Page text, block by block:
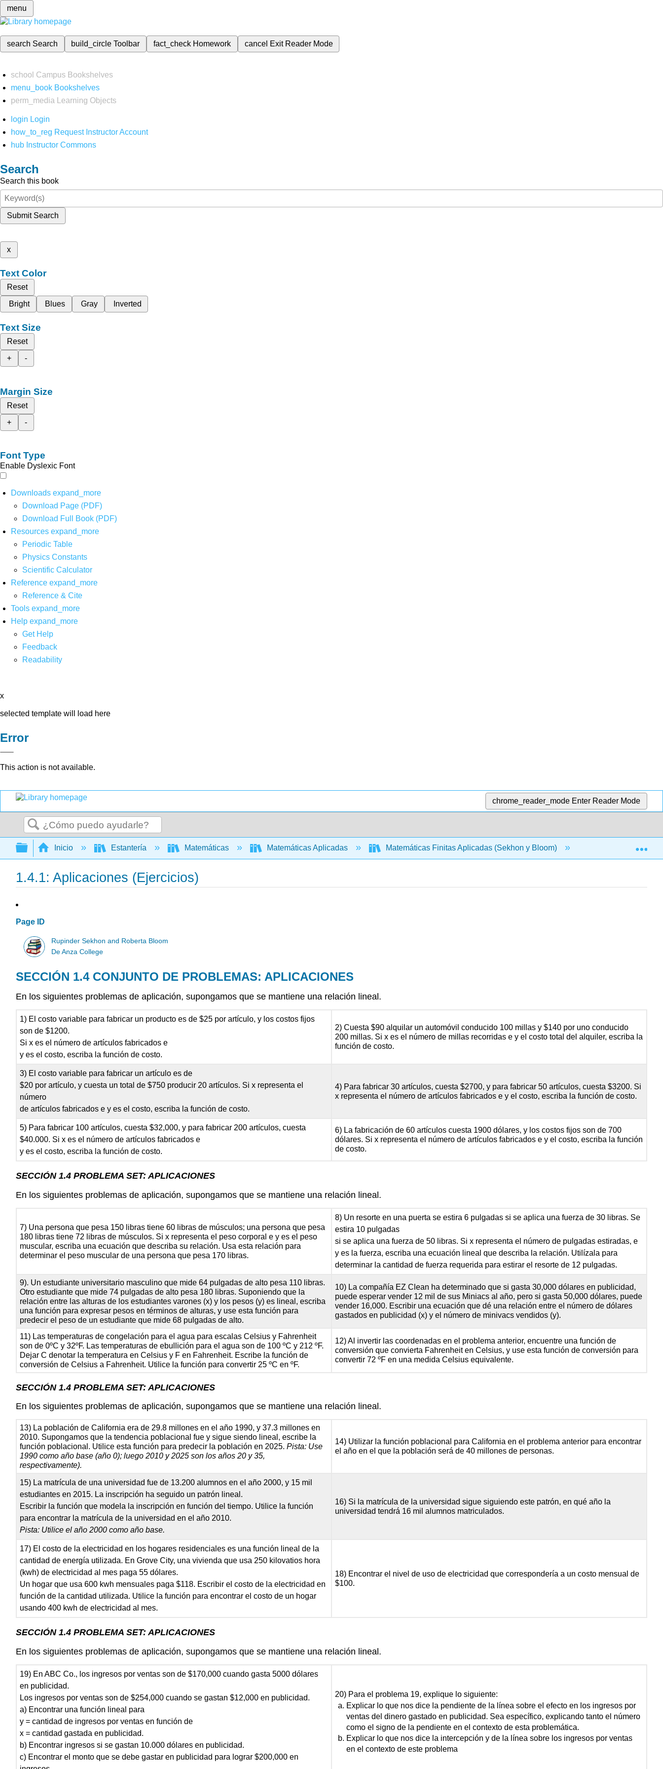
menu
search Search build_circleToolbar fact_check Homework cancel Exit Reader Mode
school Campus Bookshelves
menu_book Bookshelves
perm_media
Learning Objects
login Login
how_to_reg Request Instructor Account
hub Instructor Commons
Search
Search this book
Submit Search
x
Text Color
Reset
Bright
Blues Gray Inverted
Text Size
Reset
+
-
Margin Size
Reset
+
-
Font Type
Enable Dyslexic Font
Downloads expand_more
Download Page (PDF)
Download Full Book (PDF)
Resources expand_more
Periodic Table
Physics Constants
Scientific Calculator
Reference expand_more
Reference & Cite
Tools expand_more
Help expand_more
Get Help
Feedback
Readability
x
selected template will load here
Error
This action is not available.
chrome_reader_mode Enter Reader Mode
Buscar
Expandir/contraer jerarquía global
Inicio Estantería Matemáticas Matemáticas Aplicadas Matemáticas Finitas Aplicadas (Sekhon y Bloom) 1: Ecuaciones
1.4.1: Aplicaciones (Ejercicios)
Page ID
Rupinder Sekhon and Roberta Bloom
De Anza College
SECCIÓN 1.4 CONJUNTO DE PROBLEMAS: APLICACIONES
En los siguientes problemas de aplicación, supongamos que se mantiene una relación lineal.
1) El costo variable para fabricar un producto es de $25 por artículo, y los costos fijos
son de $1200.
Si x es el número de artículos fabricados e
y es el costo, escriba la función de costo.
2) Cuesta $90 alquilar un automóvil conducido 100 millas y $140 por uno conducido
200 millas. Si x es el número de millas recorridas e y el costo total del alquiler, escriba la
función de costo.
3) El costo variable para fabricar un artículo es de
$20 por artículo, y cuesta un total de $750 producir 20 artículos. Si x representa el
número
de artículos fabricados e y es el costo, escriba la función de costo.
4) Para fabricar 30 artículos, cuesta $2700, y para fabricar 50 artículos, cuesta $3200. Si
x representa el número de artículos fabricados e y el costo, escriba la función de costo.
5) Para fabricar 100 artículos, cuesta $32,000, y para fabricar 200 artículos, cuesta
$40.000. Si x es el número de artículos fabricados e
y es el costo, escriba la función de costo.
6) La fabricación de 60 artículos cuesta 1900 dólares, y los costos fijos son de 700
dólares. Si x representa el número de artículos fabricados e y el costo, escriba la función
de costo.
SECCIÓN 1.4 PROBLEMA SET: APLICACIONES
En los siguientes problemas de aplicación, supongamos que se mantiene una relación lineal.
7) Una persona que pesa 150 libras tiene 60 libras de músculos; una persona que pesa
180 libras tiene 72 libras de músculos. Si x representa el peso corporal e y es el peso
muscular, escriba una ecuación que describa su relación. Usa esta relación para
determinar el peso muscular de una persona que pesa 170 libras.
8) Un resorte en una puerta se estira 6 pulgadas si se aplica una fuerza de 30 libras. Se
estira 10 pulgadas
si se aplica una fuerza de 50 libras. Si x representa el número de pulgadas estiradas, e
y es la fuerza, escriba una ecuación lineal que describa la relación. Utilízala para
determinar la cantidad de fuerza requerida para estirar el resorte de 12 pulgadas.
9). Un estudiante universitario masculino que mide 64 pulgadas de alto pesa 110 libras.
Otro estudiante que mide 74 pulgadas de alto pesa 180 libras. Suponiendo que la
relación entre las alturas de los estudiantes varones (x) y los pesos (y) es lineal, escriba
una función para expresar pesos en términos de alturas, y use esta función para
predecir el peso de un estudiante que mide 68 pulgadas de alto.
10) La compañía EZ Clean ha determinado que si gasta 30,000 dólares en publicidad,
puede esperar vender 12 mil de sus Miniacs al año, pero si gasta 50,000 dólares, puede
vender 16,000. Escribir una ecuación que dé una relación entre el número de dólares
gastados en publicidad (x) y el número de minivacs vendidos (y).
11) Las temperaturas de congelación para el agua para escalas Celsius y Fahrenheit
son de 0ºC y 32ºF. Las temperaturas de ebullición para el agua son de 100 ºC y 212 ºF.
Dejar C denotar la temperatura en Celsius y F en Fahrenheit. Escribe la función de
conversión de Celsius a Fahrenheit. Utilice la función para convertir 25 ºC en ºF.
12) Al invertir las coordenadas en el problema anterior, encuentre una función de
conversión que convierta Fahrenheit en Celsius, y use esta función de conversión para
convertir 72 ºF en una medida Celsius equivalente.
SECCIÓN 1.4 PROBLEMA SET: APLICACIONES
En los siguientes problemas de aplicación, supongamos que se mantiene una relación lineal.
13) La población de California era de 29.8 millones en el año 1990, y 37.3 millones en
2010. Supongamos que la tendencia poblacional fue y sigue siendo lineal, escribe la
función poblacional. Utilice esta función para predecir la población en 2025.Pista: Use
1990 como año base (año 0); luego 2010 y 2025 son los años 20 y 35,
respectivamente).
14) Utilizar la función poblacional para California en el problema anterior para encontrar
el año en el que la población será de 40 millones de personas.
15) La matrícula de una universidad fue de 13.200 alumnos en el año 2000, y 15 mil
estudiantes en 2015. La inscripción ha seguido un patrón lineal.
Escribir la función que modela la inscripción en función del tiempo. Utilice la función
para encontrar la matrícula de la universidad en el año 2010.
Pista: Utilice el año 2000 como año base.
16) Si la matrícula de la universidad sigue siguiendo este patrón, en qué año la
universidad tendrá 16 mil alumnos matriculados.
17) El costo de la electricidad en los hogares residenciales es una función lineal de la
cantidad de energía utilizada. En Grove City, una vivienda que usa 250 kilovatios hora
(kwh) de electricidad al mes paga 55 dólares.
Un hogar que usa 600 kwh mensuales paga $118. Escribir el costo de la electricidad en
función de la cantidad utilizada. Utilice la función para encontrar el costo de un hogar
usando 400 kwh de electricidad al mes.
18) Encontrar el nivel de uso de electricidad que correspondería a un costo mensual de
$100.
SECCIÓN 1.4 PROBLEMA SET: APLICACIONES
En los siguientes problemas de aplicación, supongamos que se mantiene una relación lineal.
19) En ABC Co., los ingresos por ventas son de $170,000 cuando gasta 5000 dólares
en publicidad.
Los ingresos por ventas son de $254,000 cuando se gastan $12,000 en publicidad.
a) Encontrar una función lineal para
y = cantidad de ingresos por ventas en función de
x = cantidad gastada en publicidad.
b) Encontrar ingresos si se gastan 10.000 dólares en publicidad.
c) Encontrar el monto que se debe gastar en publicidad para lograr $200,000 en
20) Para el problema 19, explique lo siguiente:
Explicar lo que nos dice la pendiente de la línea sobre el efecto en los ingresos por
ventas del dinero gastado en publicidad. Sea específico, explicando tanto el número
como el signo de la pendiente en el contexto de esta problemática.
Explicar lo que nos dice la intercepción y de la línea sobre los ingresos por ventas
en el contexto de este problema